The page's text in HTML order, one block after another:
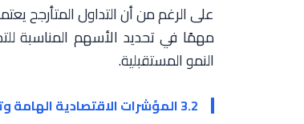
على الرغم من أن التداول المتأرجح
مهمًا في تحديد الأسهم المناسبة
النمو المستقبلية.
3.2 المؤشرات الاقتصادية الهامة وتأثيرها على الأسواق